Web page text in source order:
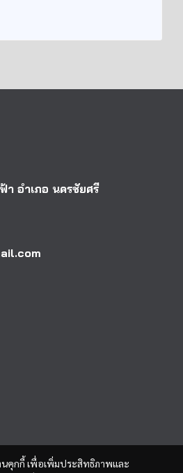
นคุกกี้ เพื่อเพิ่มประสิทธิภาพและ
อำเภอ นครชัยศรี